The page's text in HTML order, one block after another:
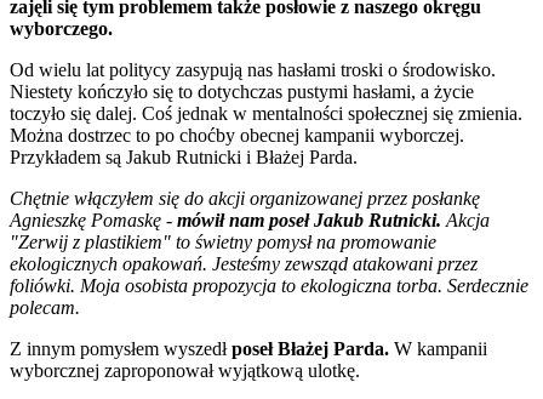
zajęli się tym problemem także posłowie z naszego okręgu
wyborczego.
Od wielu lat politycy zasypują nas hasłami troski o środowisko.
Niestety kończyło się to dotychczas pustymi hasłami, a życie
toczyło się dalej. Coś jednak w mentalności społecznej się zmienia.
Można dostrzec to po choćby obecnej kampanii wyborczej.
Przykładem są Jakub Rutnicki i Błażej Parda.
Chętnie włączyłem się do akcji organizowanej przez posłankę
Agnieszkę Pomaskę - mówił nam poseł Jakub Rutnicki. Akcja
"Zerwij z plastikiem" to świetny pomysł na promowanie
ekologicznych opakowań. Jesteśmy zewsząd atakowani przez
foliówki. Moja osobista propozycja to ekologiczna torba. Serdecznie
polecam.
Z innym pomysłem wyszedłposeł Błażej Parda. W kampanii
wyborcznej zaproponował wyjątkową ulotkę.